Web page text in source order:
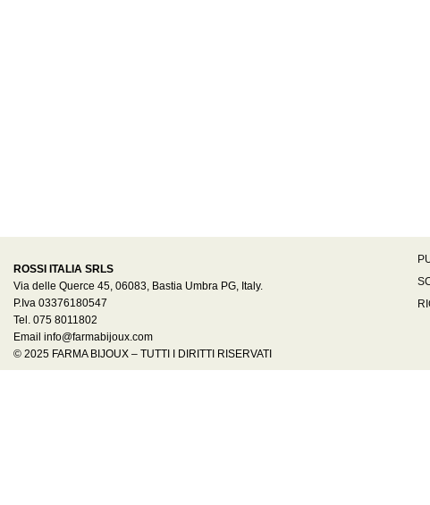
ROSSI ITALIA SRLS
Via delle Querce 45, 06083, Bastia Umbra PG, Italy.
P.Iva 03376180547
Tel. 075 8011802
Email info@farmabijoux.com
© 2025 FARMA BIJOUX – TUTTI I DIRITTI RISERVATI